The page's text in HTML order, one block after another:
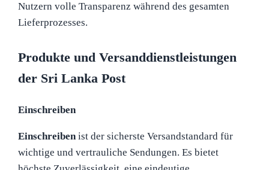
Nutzern volle Transparenz während des gesamten
Lieferprozesses.
Produkte und Versanddienstleistungen
der Sri Lanka Post
Einschreiben
Einschreibenist der sicherste Versandstandard für
wichtige und vertrauliche Sendungen. Es bietet